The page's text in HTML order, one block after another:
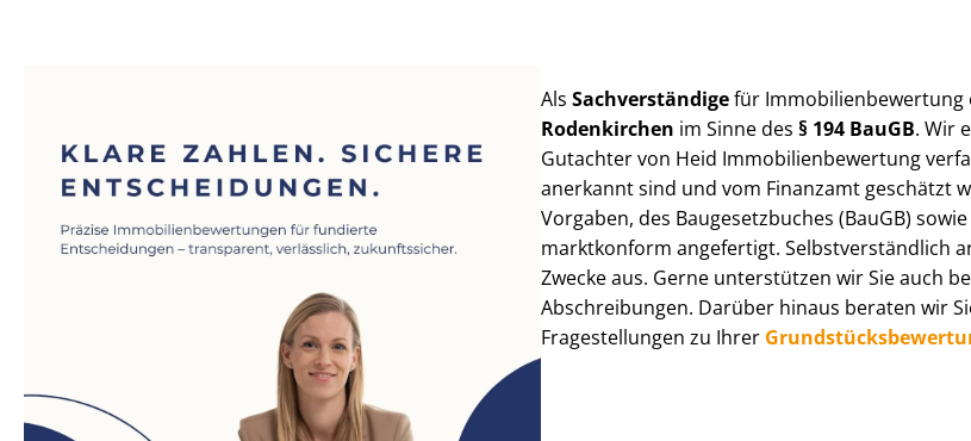
AlsSachverständigefür
Rodenkirchen im Sinne des§ 194 BauGB. Wir
Gutachter von Heid Im­mo­bi­li­en­be­wer­tung
anerkannt sind und vom Finanzamt geschätzt
Vorgaben, des Baugesetzbuches (BauGB)
marktkonform angefertigt. Selbst­ver­ständ­lich
Zwecke aus. Gerne unterstützen wir Sie auch
Abschreibungen. Darüber hinaus beraten wir
Fragestellungen zu Ihrer